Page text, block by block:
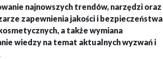
najnowszych trendów, narzędzi oraz
zapewnienia jakości i bezpieczeństwa
a także wymiana
wiedzy na temat aktualnych wyzwań i